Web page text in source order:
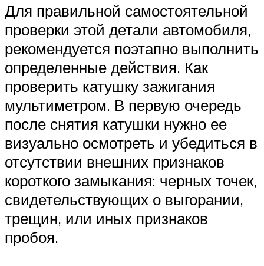
Для правильной самостоятельной
проверки этой детали автомобиля,
рекомендуется поэтапно выполнить
определенные действия. Как
проверить катушку зажигания
мультиметром. В первую очередь
после снятия катушки нужно ее
визуально осмотреть и убедиться в
отсутствии внешних признаков
короткого замыкания: черных точек,
свидетельствующих о выгорании,
трещин, или иных признаков
пробоя.